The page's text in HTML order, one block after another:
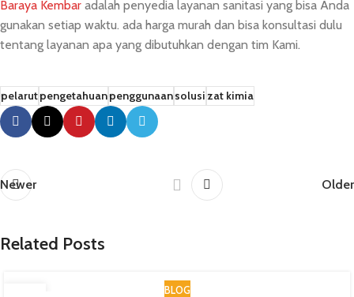
Baraya Kembar adalah penyedia layanan sanitasi yang bisa Anda
gunakan setiap waktu. ada harga murah dan bisa konsultasi dulu
tentang layanan apa yang dibutuhkan dengan tim Kami.
pelarutpengetahuanpenggunaansolusizat kimia
Newer Older
Related Posts
BLOG